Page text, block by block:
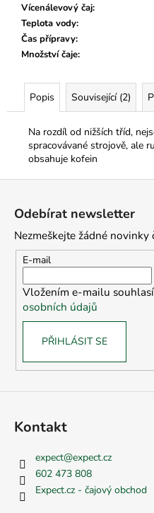
Vícenálevový čaj:
Teplota vody:
Čas přípravy:
Množství čaje:
Popis Související (2)
Na rozdíl od nižších tříd,
spracovávané strojově, ale
obsahuje kofein
Odebírat newsletter
Nezmeškejte žádné novinky
E-mail
Vložením e-mailu
osobních údajů
PŘIHLÁSIT SE
Kontakt
expect@expect.cz
602 473 808
Expect.cz - čajový obchod